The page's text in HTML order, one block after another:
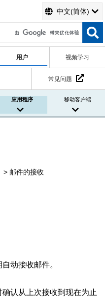
中文(简体)
用户 视频学习
常见问题
应用程序 移动客户端
邮件的接收
动接收邮件。
认从上次接收到现在为止